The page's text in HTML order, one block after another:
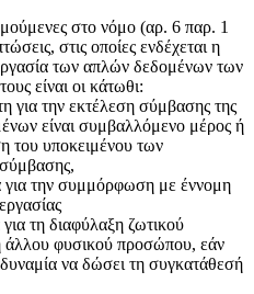
στο νόμο (αρ. 6 παρ. 1
στις οποίες ενδέχεται η
των απλών δεδομένων των
είναι οι κάτωθι:
για την εκτέλεση σύμβασης της
είναι συμβαλλόμενο μέρος ή
του υποκειμένου των
για την συμμόρφωση με έννομη
τη διαφύλαξη ζωτικού
άλλου φυσικού προσώπου, εάν
να δώσει τη συγκατάθεσή